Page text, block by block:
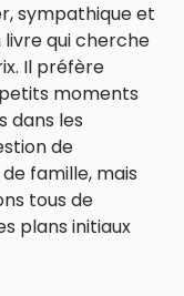
sympathique et
livre qui cherche
Il préfère
moments
dans les
de
famille, mais
tous de
plans initiaux